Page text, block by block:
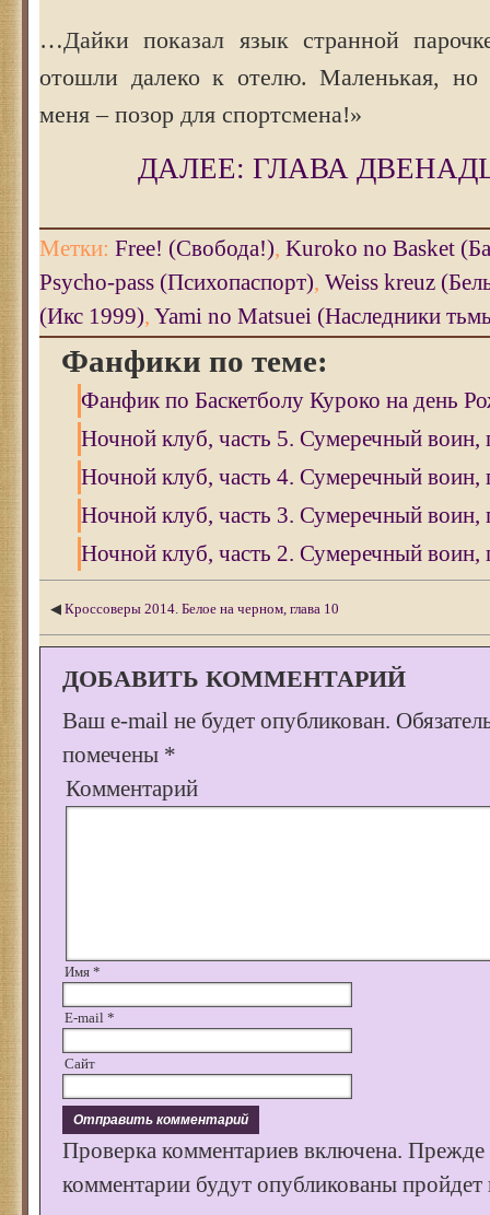
…Дайки показал язык странной
отошли далеко к отелю. Маленькая, но
меня – позор для спортсмена!»
ДАЛЕЕ: ГЛАВА
Метки: Free! (Свобода!), Kuroko no Basket
Psycho-pass (Психопаспорт), Weiss kreuz
(Икс 1999), Yami no Matsuei (Наследники
Фанфики по теме:
Фанфик по Баскетболу Куроко на день
Ночной клуб, часть 5. Сумеречный воин,
Ночной клуб, часть 4. Сумеречный воин,
Ночной клуб, часть 3. Сумеречный воин,
Ночной клуб, часть 2. Сумеречный воин,
◀ Кроссоверы 2014. Белое на черном, глава 10
ДОБАВИТЬ КОММЕНТАРИЙ
Ваш e-mail не будет опубликован.
помечены *
Комментарий
Имя *
E-mail *
Сайт
Проверка комментариев включена.
комментарии будут опубликованы пройдет